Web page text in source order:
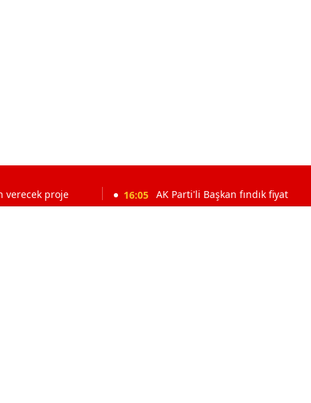
16:05 AK Parti'li Başkan fındık fiyatını yetersiz